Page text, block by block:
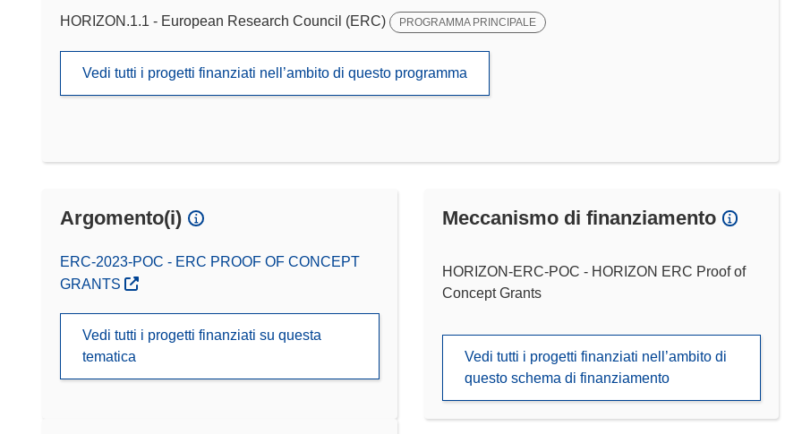
HORIZON.1.1 - European Research Council (ERC) PROGRAMMA PRINCIPALE
Vedi tutti i progetti finanziati nell’ambito di questo programma
Argomento(i)
ERC-2023-POC - ERC PROOF OF CONCEPT
GRANTS
Vedi tutti i progetti finanziati su questa
tematica
Meccanismo di finanziamento
HORIZON-ERC-POC - HORIZON ERC Proof of
Concept Grants
Vedi tutti i progetti finanziati nell’ambito di
questo schema di finanziamento